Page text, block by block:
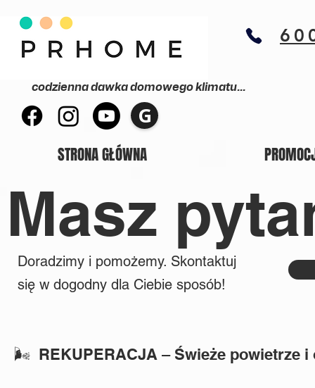
codzienna dawka domowego klimatu...
G
STRONA GŁÓWNA
Masz
Doradzimy i pomożemy. Skontaktuj
się w dogodny dla Ciebie sposób!
🌬️ REKUPERACJA – Świeże powietrze i